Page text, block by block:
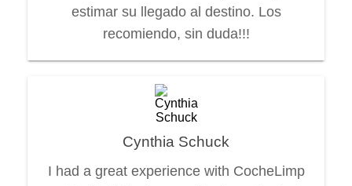
estimar su llegado al destino. Los
recomiendo, sin duda!!!
Cynthia Schuck
I had a great experience with CocheLimp